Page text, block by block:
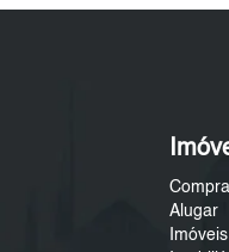
Alugar